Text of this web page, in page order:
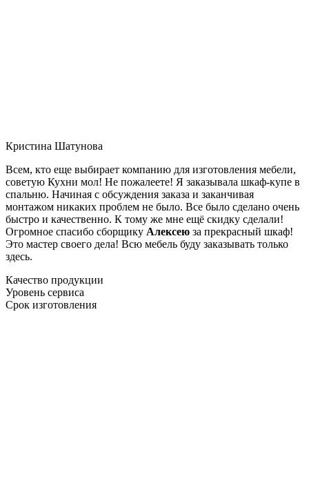
Кристина Шатунова
Всем, кто еще выбирает компанию для изготовления мебели,
советую Кухни мол! Не пожалеете! Я заказывала шкаф-купе в
спальню. Начиная с обсуждения заказа и заканчивая
монтажом никаких проблем не было. Все было сделано очень
быстро и качественно. К тому же мне ещё скидку сделали!
Огромное спасибо сборщику Алексею за прекрасный шкаф!
Это мастер своего дела! Всю мебель буду заказывать только
здесь.
Качество продукции
Уровень сервиса
Срок изготовления